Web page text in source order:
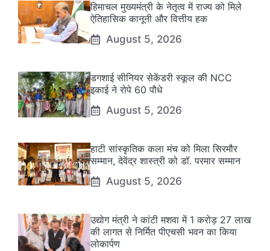
हिमाचल मुख्यमंत्री के नेतृत्व में राज्य को मिले
ऐतिहासिक कानूनी और वित्तीय हक
August 5, 2026
डगशाई सीनियर सेकेंडरी स्कूल की NCC
इकाई ने रोपे 60 पौधे
August 5, 2026
हाटी सांस्कृतिक कला मंच को मिला सिरमौर
सम्मान, देवेंद्र शास्त्री को डॉ. परमार सम्मान
August 5, 2026
उद्योग मंत्री ने कांटी मशवा में 1 करोड़ 27 लाख
की लागत से निर्मित पीएचसी भवन का किया
लोकार्पण